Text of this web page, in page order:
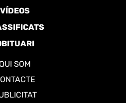
VÍDEOS
QUI SOM